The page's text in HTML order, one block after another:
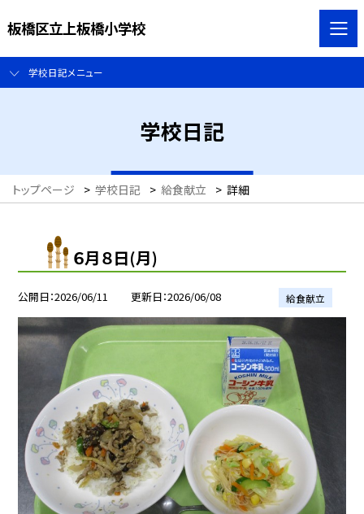
板橋区立上板橋小学校
学校日記メニュー
学校日記
トップページ > 学校日記 > 給食献立 > 詳細
６月８日(月)
公開日 2026/06/11 更新日 2026/06/08 給食献立